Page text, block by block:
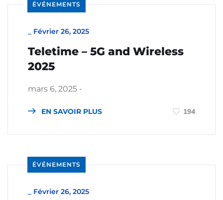
ÉVÉNEMENTS
Février 26, 2025
Teletime – 5G and Wireless
2025
mars 6, 2025 -
EN SAVOIR PLUS 194
ÉVÉNEMENTS
Février 26, 2025